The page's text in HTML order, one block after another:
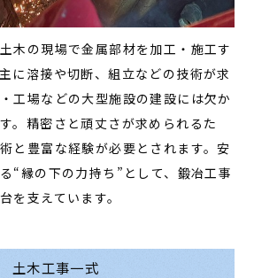
木の現場で金属部材を加工・施工す
に溶接や切断、組立などの技術が求
工場などの大型施設の建設には欠か
。精密さと頑丈さが求められるた
と豊富な経験が必要とされます。安
“縁の下の力持ち”として、鍛冶工事
を支えています。
土木工事一式